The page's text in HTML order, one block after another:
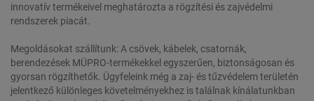
innovatív termékeivel meghatározta a rögzítési és zajvédelmi
rendszerek piacát.
Megoldásokat szállítunk: A csövek, kábelek, csatornák,
berendezések MÜPRO-termékekkel egyszerűen, biztonságosan és
gyorsan rögzíthetők. Ügyfeleink még a zaj- és tűzvédelem területén
jelentkező különleges követelményekhez is találnak kínálatunkban